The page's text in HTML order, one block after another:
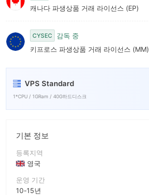
캐나다 파생상품 거래 라이선스 (EP)
CYSEC
감독 중
키프로스 파생상품 거래 라이선스 (MM)
VPS Standard
1*CPU / 1GRam / 40G하드디스크
기본 정보
등록지역
영국
운영 기간
10-15년